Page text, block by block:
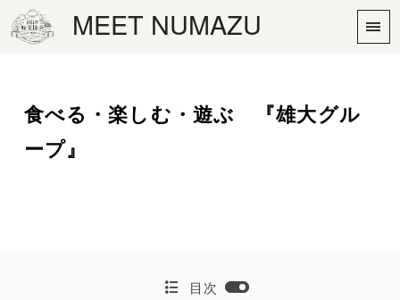
MEET NUMAZU
食べる・楽しむ・遊ぶ 『雄大グル
ープ』
目次